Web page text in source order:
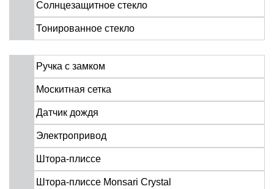
Солнцезащитное стекло
Тонированное стекло
Ручка с замком
Москитная сетка
Датчик дождя
Электропривод
Штора-плиссе
Штора-плиссе Monsari Crystal